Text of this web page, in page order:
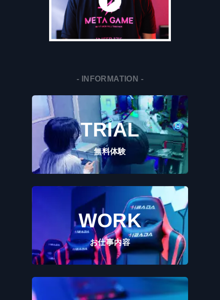
- INFORMATION -
TRIAL
無料体験
WORK
お仕事内容